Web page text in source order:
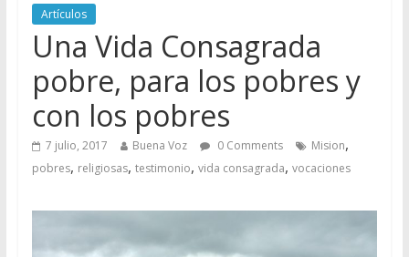
Artículos
Una Vida Consagrada
pobre, para los pobres y
con los pobres
7 julio, 2017 Buena Voz 0 Comments Mision,
pobres, religiosas, testimonio, vida consagrada, vocaciones